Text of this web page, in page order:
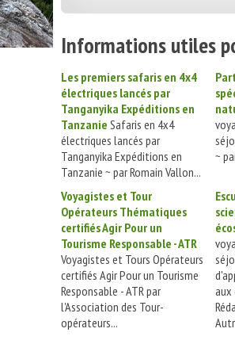
Informations utiles
Les premiers safaris en 4x4
électriques lancés par
Tanganyika Expéditions en
Tanzanie Safaris en 4x4
électriques lancés par
Tanganyika Expéditions en
Tanzanie ~ par Romain Vallon...
~
Voyagistes et Tour
Opérateurs Thématiques
certifiés Agir Pour un
Tourisme Responsable - ATR
Voyagistes et Tours Opérateurs
certifiés Agir Pour un Tourisme
Responsable - ATR par
l'Association des Tour-
opérateurs...
aux